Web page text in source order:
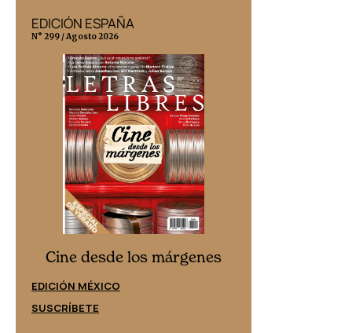
EDICIÓN ESPAÑA
N° 299 / Agosto 2026
Cine desde los márgenes
EDICIÓN MÉXICO
SUSCRÍBETE